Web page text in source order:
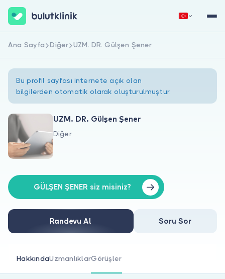
Hakkımızda
Doktorlar için
Doktor musunuz?
Hemen Kaydol Giriş Yap
Ana Sayfa Diğer UZM. DR. Gülşen Şener
Bu profil sayfası internete açık olan
bilgilerden otomatik olarak oluşturulmuştur.
UZM. DR. Gülşen Şener
Diğer
GÜLŞEN ŞENER siz misiniz?
Randevu Al Soru Sor
HakkındaUzmanlıklarGörüşler